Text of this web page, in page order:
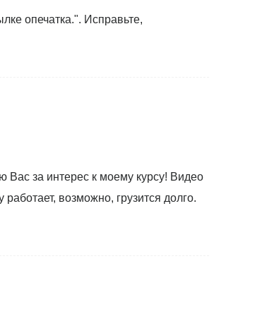
опечатка.". Исправьте,
за интерес к моему курсу! Видео
возможно, грузится долго.